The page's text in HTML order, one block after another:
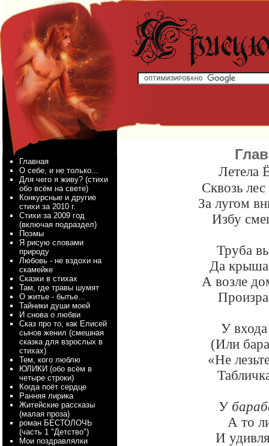
Главная
О себе, и не только...
Для чего я живу? (стихи
обо всём на свете)
Конкурсные и другие
стихи за 2010 г.
Стихи за 2009 год
(включая подраздел)
Поэмы
Я рисую словами
природу
Любовь - не вздохи на
скамейке
Сказки в стихах
Там, где травы шумят
О житье - бытье...
Тайники души моей
И снова о любви
Сказ про то, как Елисей
сынов женил (смешная
сказка для взрослых в
стихах)
Тем, кого люблю
ЮЛИКИ (обо всём в
четыре строки)
Когда поёт сердце
Ранняя лирика
Житейские рассказы
(малая проза)
роман БЕСТОЛОЧЬ
(часть 1 "Детство")
Мои поздравлялки
Летела
Сквозь
За лугом
Избу
Труба
Да крыша
А возле
У
(Или
«Не
У
А то
И